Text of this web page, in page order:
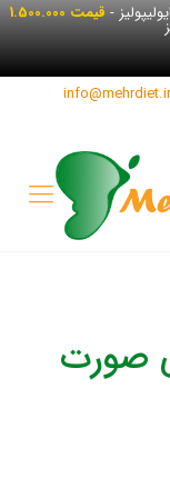
- قیمت 1.500.000
info@mehrdiet.ir
صورت